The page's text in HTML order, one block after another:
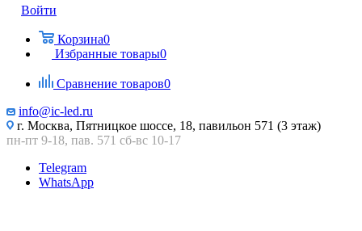
Войти
Корзина0
Избранные товары0
Сравнение товаров0
info@ic-led.ru
г. Москва, Пятницкое шоссе, 18, павильон 571 (3 этаж)
пн-пт 9-18, пав. 571 сб-вс 10-17
Telegram
WhatsApp